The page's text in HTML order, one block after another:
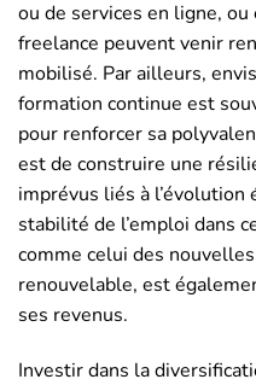
ou de services en ligne,
freelance peuvent venir
mobilisé. Par ailleurs,
formation continue est
pour renforcer sa
est de construire une
imprévus liés à l’évolution
stabilité de l’emploi dans
comme celui des
renouvelable, est
ses revenus.
Investir dans la